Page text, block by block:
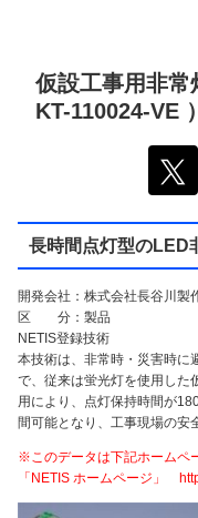
仮設工事用非常
KT-110024-VE ）
長時間点灯型のLED
開発会社：株式会社長谷川製
区 分：製品
NETIS登録技術
本技術は、非常時・災害時に
で、従来は蛍光灯を使用した
用により、点灯保持時間が
間可能となり、工事現場の安
※このデータは下記ホームペ
「NETIS ホームページ」